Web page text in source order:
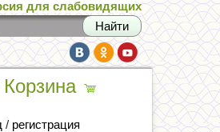
для слабовидящих
Корзина
/ регистрация